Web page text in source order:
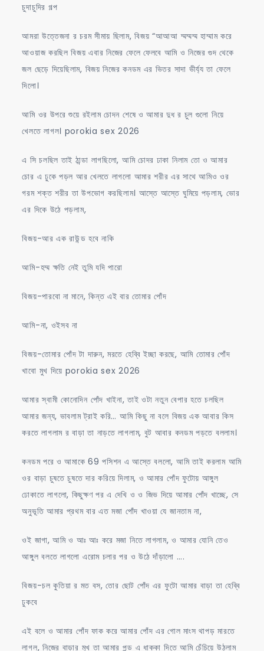
চুদাচুদির গল্প
আমরা উত্তেজনা র চরম সীমায় ছিলাম, বিজয় “আআআ ম্মম্মম্ম হাম্মাম করে
আওয়াজ করছিল বিজয় এবার নিজের ফেলে ফেলবে আমি ও নিজের গুদ থেকে
জল ছেড়ে দিয়েছিলাম, বিজয় নিজের কনডম এর ভিতর সাদা ভীর্য্য তা ফেলে
দিলো।
আমি ওর উপরে শুয়ে রইলাম চোদন শেষে ও আমার দুধ র চুল গুলো নিয়ে
খেলতে লাগল। porokia sex 2026
এ সি চলছিল তাই ঠান্ডা লাগছিলো, আমি চোদর ঢাকা নিলাম তো ও আমার
চোর এ ঢুকে পড়ল আর খেলতে লাগলো আমার শরীর এর সাথে আমিও ওর
গরম শক্ত শরীর তা উপভোগ করছিলাম। আস্তে আস্তে ঘুমিয়ে পড়লাম, ভোর
এর দিকে উঠে পড়লাম,
বিজয়-আর এক রাউন্ড হবে নাকি
আমি-হম্ম ক্ষতি নেই তুমি যদি পারো
বিজয়-পারবো না মানে, কিন্ত এই বার তোমার পোঁদ
আমি-না, ওইসব না
বিজয়-তোমার পোঁদ টা দারুন, মরতে হেব্বি ইচ্ছা করছে, আমি তোমার পোঁদ
খাবো মুখ দিয়ে porokia sex 2026
আমার স্বামী কোনোদিন পোঁদ খাইনা, তাই ওটা নতুন বেপার হতে চলছিল
আমার জন্য, ভাবলাম ট্রাই করি… আমি কিছু না বলে বিজয় এক আবার কিস
করতে লাগলাম র বাড়া তা নাড়তে লাগলাম, বুট আবার কনডম পড়তে বললাম।
কনডম পরে ও আমাকে 69 পসিশন এ আস্তে বললো, আমি তাই করলাম আমি
ওর বাড়া চুষতে চুষতে দার করিয়ে দিলাম, ও আমার পোঁদ ফুটোয় আঙ্গুল
ঢোকাতে লাগলো, কিছুক্ষণ পর এ দেখি ও ও জিভ দিয়ে আমার পোঁদ খাচ্ছে, সে
অনুভূতি আমার প্রথম বার এত মজা পোঁদ খাওয়া যে জানতাম না,
ওই জাগা, আমি ও আঃ আঃ করে মজা নিতে লাগলাম, ও আমার যোনি তেও
আঙ্গুল বলতে লাগলো এরোম চলার পর ও উঠে দাঁড়ালো ….
বিজয়-চল কুতিয়া র মত বস, তোর ছোট পোঁদ এর ফুটো আমার বাড়া তা হেব্বি
ঢুকবে
এই বলে ও আমার পোঁদ ফাক করে আমার পোঁদ এর গোল মাংস থাপড় মারতে
লাগল, নিজের বাড়ার মুখ তা আমার পন্ড এ ধাক্কা দিতে আমি চেঁচিয়ে উঠলাম